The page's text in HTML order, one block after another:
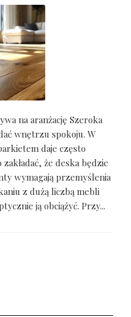
na aranżację Szeroka
wnętrzu spokoju. W
daje często
że deska będzie
wymagają przemyślenia
z dużą liczbą mebli
ją obciążyć. Przy...